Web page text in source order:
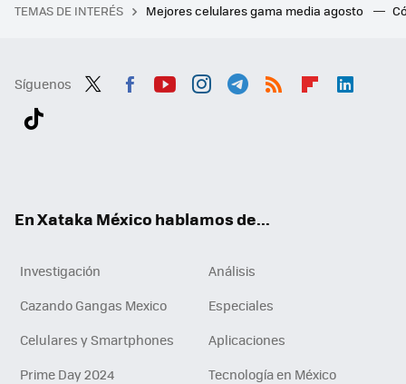
TEMAS DE INTERÉS Mejores celulares gama media agosto
Síguenos
En Xataka México hablamos de...
Investigación
Análisis
Cazando Gangas Mexico
Especiales
Celulares y Smartphones
Aplicaciones
Prime Day 2024
Tecnología en México